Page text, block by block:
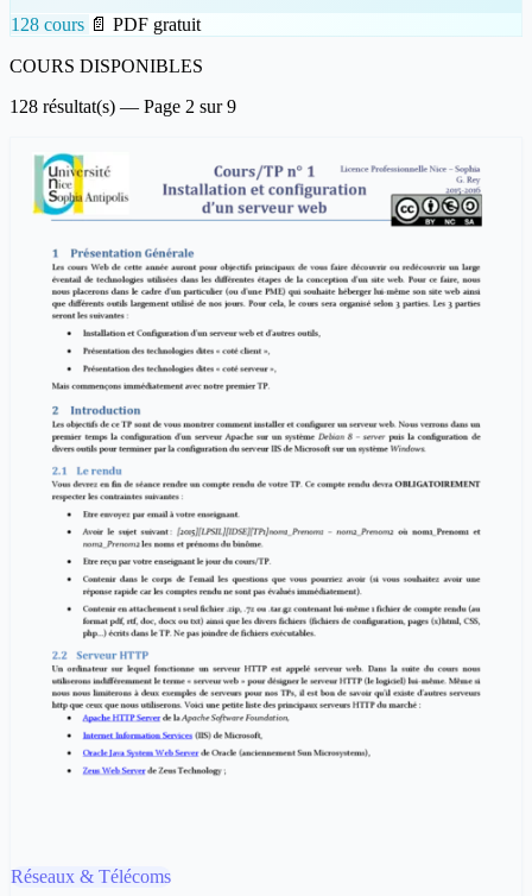
128 cours 📄 PDF gratuit
COURS DISPONIBLES
128 résultat(s) — Page 2 sur 9
Réseaux & Télécoms